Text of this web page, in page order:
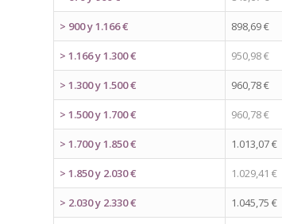
> 900 y 1.166 € 898,69 €
> 1.166 y 1.300 € 950,98 €
> 1.300 y 1.500 € 960,78 €
> 1.500 y 1.700 € 960,78 €
> 1.700 y 1.850 € 1.013,07 €
> 1.850 y 2.030 € 1.029,41 €
> 2.030 y 2.330 € 1.045,75 €